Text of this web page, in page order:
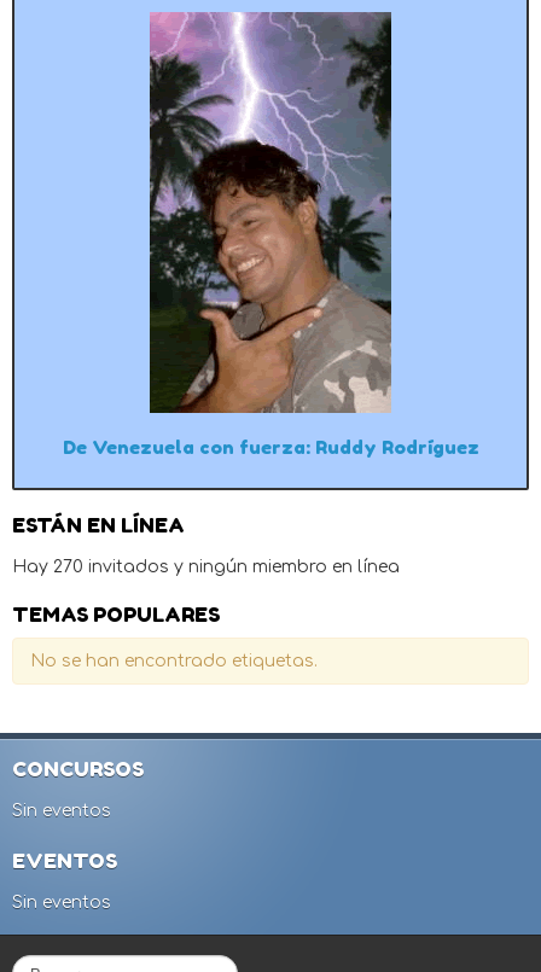
De Venezuela con fuerza: Ruddy Rodríguez
ESTÁN EN LÍNEA
Hay 270 invitados y ningún miembro en línea
TEMAS POPULARES
No se han encontrado etiquetas.
CONCURSOS
Sin eventos
EVENTOS
Sin eventos
B